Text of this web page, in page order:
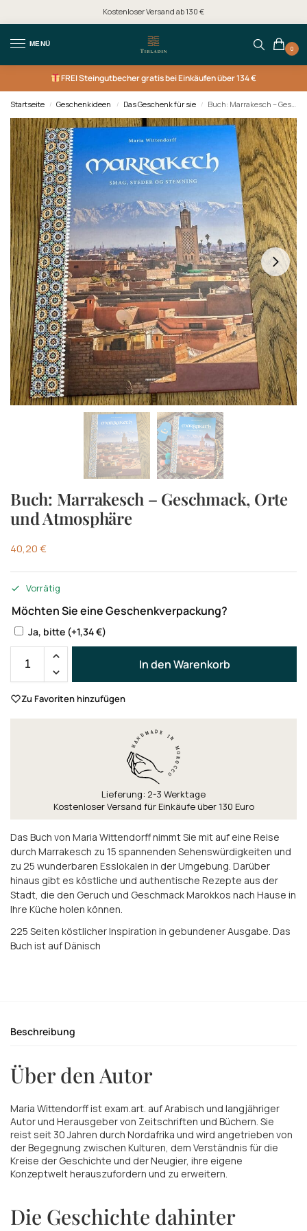
Kostenloser Versand ab 130 €
MENÜ
0
FREISteingutbecher gratis bei Einkäufen über 134 €
Startseite / Geschenkideen / Das Geschenk für sie / Buch: Marrakesch – Geschmack, Orte und Atmosphäre
Buch: Marrakesch – Geschmack, Orte
und Atmosphäre
40,20€
Vorrätig
Möchten Sie eine Geschenkverpackung?
Ja, bitte (+1,34€)
In den Warenkorb
Zu Favoriten hinzufügen
Lieferung: 2-3 Werktage
Kostenloser Versand für Einkäufe über 130 Euro
Das Buch von Maria Wittendorff nimmt Sie mit auf eine Reise
durch Marrakesch zu 15 spannenden Sehenswürdigkeiten und
zu 25 wunderbaren Esslokalen in der Umgebung. Darüber
hinaus gibt es köstliche und authentische Rezepte aus der
Stadt, die den Geruch und Geschmack Marokkos nach Hause in
Ihre Küche holen können.
225 Seiten köstlicher Inspiration in gebundener Ausgabe. Das
Buch ist auf Dänisch
Beschreibung
Über den Autor
Maria Wittendorff ist exam.art. auf Arabisch und langjähriger
Autor und Herausgeber von Zeitschriften und Büchern. Sie
reist seit 30 Jahren durch Nordafrika und wird angetrieben von
der Begegnung zwischen Kulturen, dem Verständnis für die
Kreise der Geschichte und der Neugier, ihre eigene
Konzeptwelt herauszufordern und zu erweitern.
Die Geschichte dahinter